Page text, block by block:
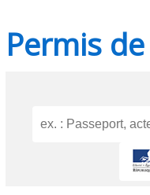
Permis